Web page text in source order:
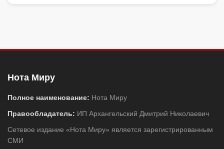
Нота Миру
Полное наименование: Нота Миру
Правообладатель: ИП Архангельский Дмитрий Николаевич
Сетевое издание «Нота Миру» является зарегистрированным
СМИ